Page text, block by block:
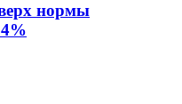
нормы